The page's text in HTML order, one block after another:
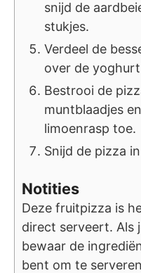
snijd de
stukjes.
Verdeel de
over de
Bestrooi de
muntblaadjes
limoenrasp toe.
Snijd de pizza
Notities
Deze fruitpizza is
direct serveert. Als
bewaar de
bent om te